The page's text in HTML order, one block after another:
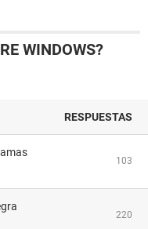
WINDOWS?
RESPUESTAS
103
220